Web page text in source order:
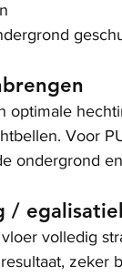
optimale
Voor
ondergrond
/
volledig
zeker